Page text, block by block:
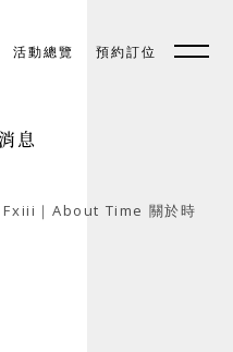
活動總覽 預約訂位
預約訂位 EN
息
Fxiii｜About Time 關於時